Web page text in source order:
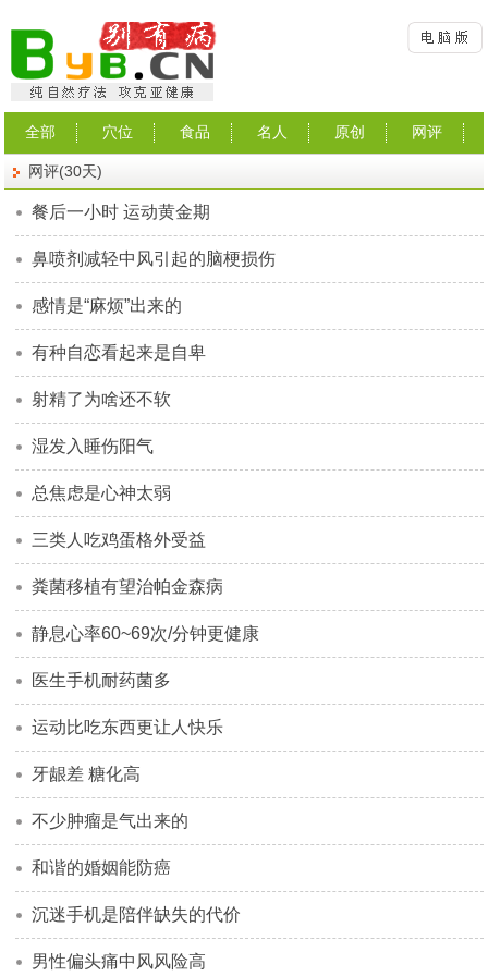
全部 穴位 食品 名人 原创 网评
网评(30天)
餐后一小时 运动黄金期
鼻喷剂减轻中风引起的脑梗损伤
感情是“麻烦”出来的
有种自恋看起来是自卑
射精了为啥还不软
湿发入睡伤阳气
总焦虑是心神太弱
三类人吃鸡蛋格外受益
粪菌移植有望治帕金森病
静息心率60~69次/分钟更健康
医生手机耐药菌多
运动比吃东西更让人快乐
牙龈差 糖化高
不少肿瘤是气出来的
和谐的婚姻能防癌
沉迷手机是陪伴缺失的代价
男性偏头痛中风风险高